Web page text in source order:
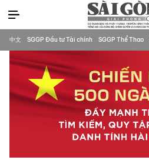
中文 SGGP Đầu tư Tài chính SGGP Thể Thao